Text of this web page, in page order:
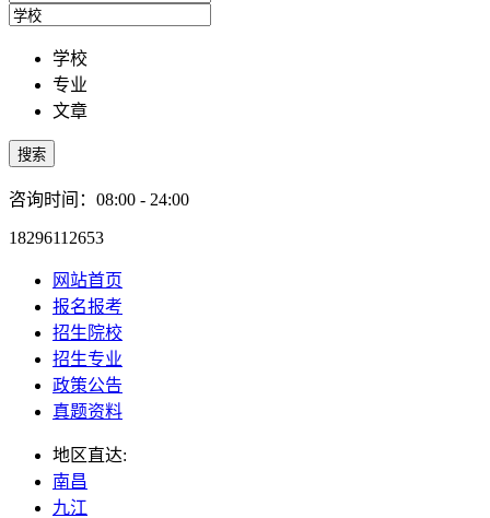
学校
专业
文章
搜索
咨询时间：08:00 - 24:00
18296112653
网站首页
报名报考
招生院校
招生专业
政策公告
真题资料
地区直达:
南昌
九江